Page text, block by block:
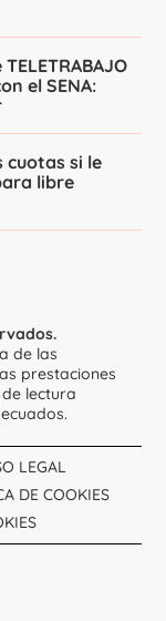
el SENA:
cuotas si le
libre
de las
prestaciones
lectura
LEGAL
DE COOKIES